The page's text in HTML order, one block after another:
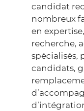
candidat
nombreux
en
recherche,
spécialisés,
candidats,